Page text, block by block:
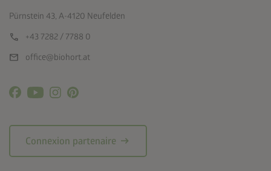
Pürnstein 43, A-4120 Neufelden
call +43 7282 / 7788 0
mail office@biohort.at
Connexion partenaire arrow_right_alt